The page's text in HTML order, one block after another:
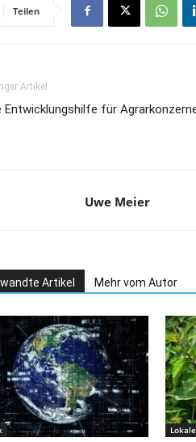
Teilen
Artikel
Entwicklungshilfe für
Uwe Meier
Artikel Mehr vom Autor